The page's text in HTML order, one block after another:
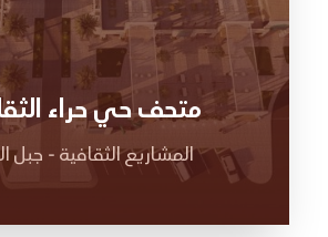
متحف حي حراء
المشاريع الثقافية - جبل